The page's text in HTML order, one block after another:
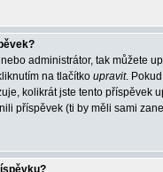
administrátor, tak můžete
na tlačítko upravit.
kolikrát jste tento příspěvek
příspěvek (ti by měli sami